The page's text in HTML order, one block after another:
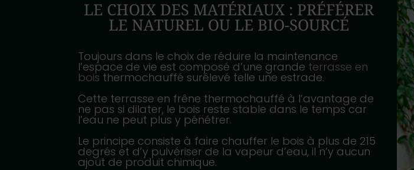
LE CHOIX DES MATÉRIAUX : PRÉFÉRER
LE NATUREL OU LE BIO-SOURCÉ
Toujours dans le choix de réduire la maintenance
l’espace de vie est composé d’une grande terrasse en
bois thermochauffé surélevé telle une estrade.
Cette terrasse en frêne thermochauffé à l’avantage de
ne pas si dilater, le bois reste stable dans le temps car
l’eau ne peut plus y pénétrer.
Le principe consiste à faire chauffer le bois à plus de 215
degrés et d’y pulvériser de la vapeur d’eau, il n’y aucun
ajout de produit chimique.